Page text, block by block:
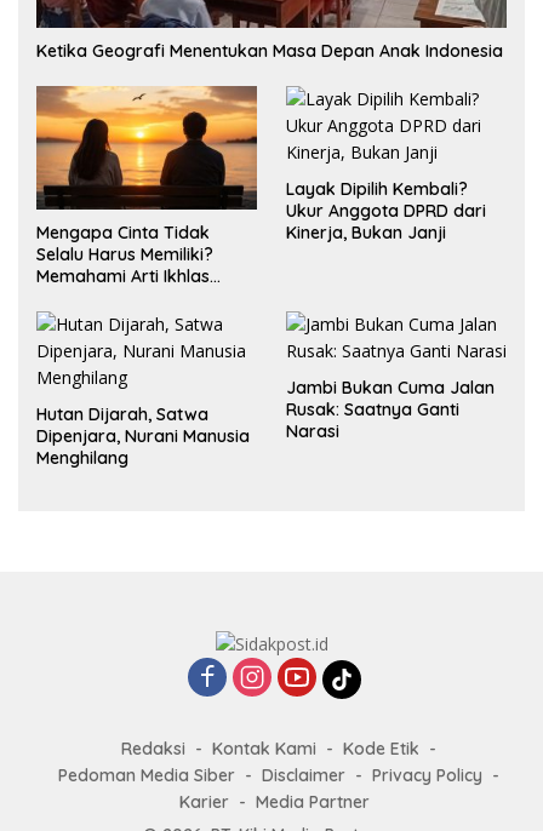
Ketika Geografi Menentukan Masa Depan Anak Indonesia
Mengapa Cinta Tidak
Selalu Harus Memiliki?
Memahami Arti Ikhlas
Layak Dipilih Kembali?
Ukur Anggota DPRD dari
Kinerja, Bukan Janji
Hutan Dijarah, Satwa
Dipenjara, Nurani Manusia
Menghilang
Jambi Bukan Cuma Jalan
Rusak: Saatnya Ganti
Narasi
Redaksi Kontak Kami
Kode Etik
Pedoman Media Siber
Disclaimer
Privacy Policy
Karier
Media Partner